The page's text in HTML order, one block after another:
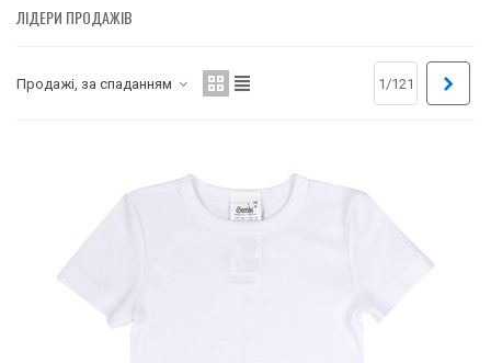
ЛІДЕРИ ПРОДАЖІВ
Продажі, за спаданням 1/121